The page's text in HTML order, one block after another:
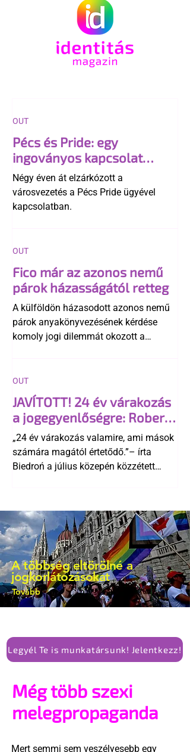
Pécs és Pride: egy
ingoványos kapcsolat
története
Négy éven át elzárkózott a
városvezetés a Pécs Pride ügyével
kapcsolatban.
OUT
Fico már az azonos nemű
párok házasságától retteg
A külföldön házasodott azonos nemű
párok anyakönyvezésének kérdése
komoly jogi dilemmát okozott a
egyértelműen tiltja a házasságuk
elismerését. Közben az ellenzéken belül
is vita robbant ki arról, hogy vissza
kellene-e vonni a kormány konzervatív
alkotmánymódosítását
OUT
JAVÍTOTT! 24 év várakozás
a jogegyenlőségre: Robert
Biedroń megindító üzenete
a lengyel bejegyzett
élettársi kapcsolatokért
„24 év várakozás valamire, ami mások
számára magától értetődő.”– írta
Biedroń a július közepén közzétett
OUT
A többség eltörölné a
jogkorlátozásokat
Tovább
Legyél Te is munkatársunk! Jelentkezz!
Még több szexi
melegpropaganda
Mert semmi sem veszélyesebb egy